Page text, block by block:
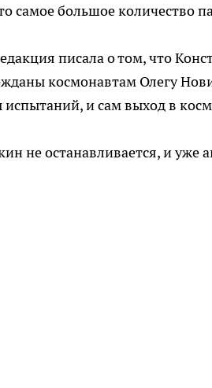
самое большое количество
писала о том, что
космонавтам Олегу
и сам выход в
не останавливается, и уже